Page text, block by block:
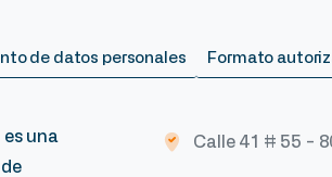
de datos personales Formato
una
Calle 41 # 55 -